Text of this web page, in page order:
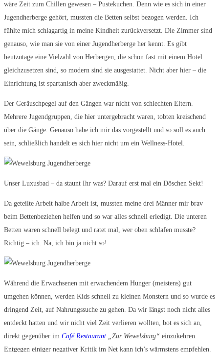
wäre Zeit zum Chillen gewesen – Pustekuchen. Denn wie es sich in einer
Jugendherberge gehört, mussten die Betten selbst bezogen werden. Ich
fühlte mich schlagartig in meine Kindheit zurückversetzt. Die Zimmer sind
genauso, wie man sie von einer Jugendherberge her kennt. Es gibt
heutzutage eine Vielzahl von Herbergen, die schon fast mit einem Hotel
gleichzusetzen sind, so modern sind sie ausgestattet. Nicht aber hier – die
Einrichtung ist spartanisch aber zweckmäßig.
Der Geräuschpegel auf den Gängen war nicht von schlechten Eltern.
Mehrere Jugendgruppen, die hier untergebracht waren, tobten kreischend
über die Gänge. Genauso habe ich mir das vorgestellt und so soll es auch
sein, schließlich handelt es sich hier nicht um ein Wellness-Hotel.
Unser Luxusbad – da staunt Ihr was? Darauf erst mal ein Döschen Sekt!
Da geteilte Arbeit halbe Arbeit ist, mussten meine drei Männer mir brav
beim Bettenbeziehen helfen und so war alles schnell erledigt. Die unteren
Betten waren schnell belegt und ratet mal, wer oben schlafen musste?
Richtig – ich. Na, ich bin ja nicht so!
Während die Erwachsenen mit erwachendem Hunger (meistens) gut
umgehen können, werden Kids schnell zu kleinen Monstern und so wurde es
dringend Zeit, auf Nahrungssuche zu gehen. Da wir längst noch nicht alles
entdeckt hatten und wir nicht viel Zeit verlieren wollten, bot es sich an,
direkt gegenüber im Café Restaurant „Zur Wewelsburg“ einzukehren.
Entgegen einiger negativer Kritik im Net kann ich’s wärmstens empfehlen.